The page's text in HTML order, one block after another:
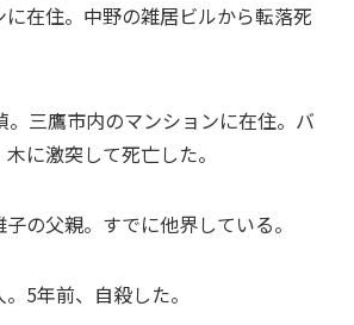
在住。中野の雑居ビルから転落死
。三鷹市内のマンションに在住。バ
に激突して死亡した。
の父親。すでに他界している。
5年前、自殺した。